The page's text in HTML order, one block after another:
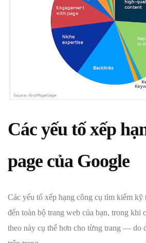
Các yếu tố xếp
page của Google
Các yếu tố xếp hạng công cụ tìm kiếm kỹ
đến toàn bộ trang web của bạn, trong khi
theo này cụ thể hơn cho từng trang — do